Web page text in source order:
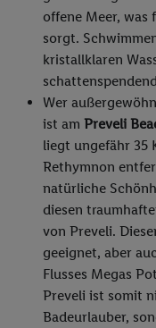
offene Meer, was
sorgt.
kristallklaren
Wer
ist am Preveli
liegt ungefähr 35
Rethymnon
natürliche
diesen
von Preveli.
geeignet, aber
Flusses Megas
Preveli ist somit
Badeurlauber,